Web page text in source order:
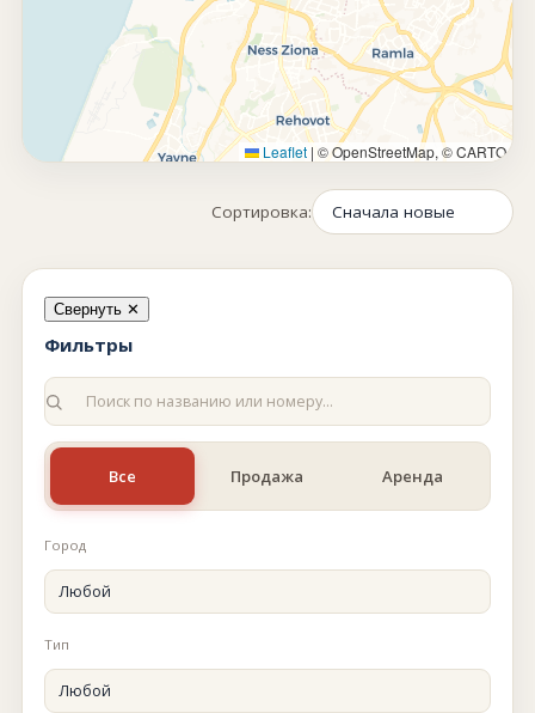
Leaflet | © OpenStreetMap, © CARTO
Сортировка:
Свернуть ✕
Фильтры
Все Продажа Аренда
Город
Тип